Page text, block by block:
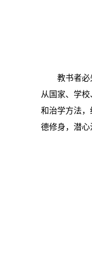
教书者必
从国家、学
和治学方法
德修身，潜